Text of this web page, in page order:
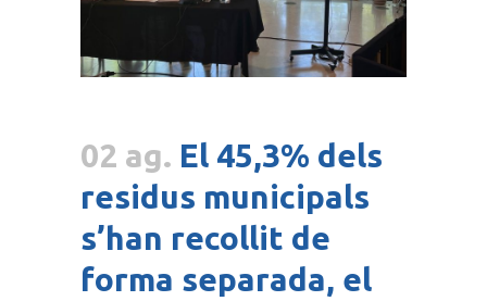
02 ag. El 45,3% dels
residus municipals
s’han recollit de
forma separada, el